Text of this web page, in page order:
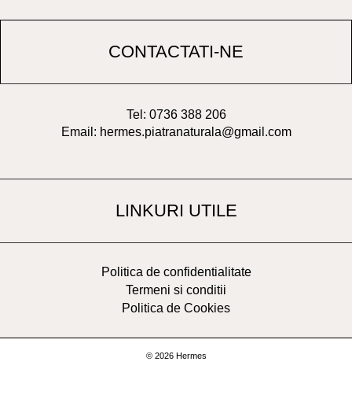
CONTACTATI-NE
Tel: 0736 388 206
Email: hermes.piatranaturala@gmail.com
LINKURI UTILE
Politica de confidentialitate
Termeni si conditii
Politica de Cookies
© 2026 Hermes